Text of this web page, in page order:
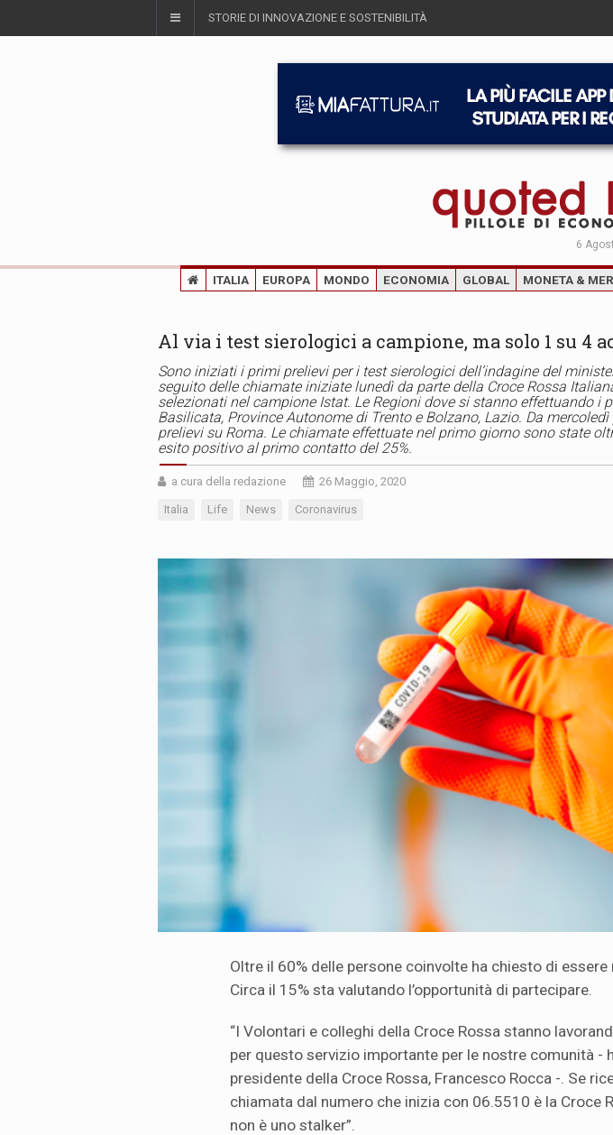
STORIE DI INNOVAZIONE E SOSTENIBILITÀ
6
ITALIA EUROPA MONDO ECONOMIA GLOBAL MONETA &
Al via i test sierologici a campione, ma solo 1 su 4
Sono iniziati i primi prelievi per i test sierologici dell’indagine del
seguito delle chiamate iniziate lunedì da parte della Croce Rossa
selezionati nel campione Istat. Le Regioni dove si stanno effettuando i
Basilicata, Province Autonome di Trento e Bolzano, Lazio. Da
prelievi su Roma. Le chiamate effettuate nel primo giorno sono state
esito positivo al primo contatto del 25%.
a cura della redazione 26 Maggio, 2020
Italia Life News Coronavirus
Oltre il 60% delle persone coinvolte ha chiesto di
Circa il 15% sta valutando l’opportunità di partecipare.
“I Volontari e colleghi della Croce Rossa stanno
per questo servizio importante per le nostre comunità -
presidente della Croce Rossa, Francesco Rocca -. Se
chiamata dal numero che inizia con 06.5510 è la Croce
non è uno stalker”.